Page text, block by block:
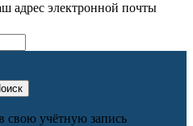
адрес электронной почты
свою учётную запись